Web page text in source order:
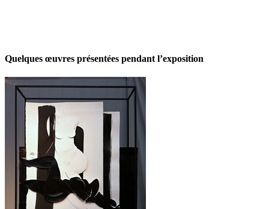
Quelques œuvres présentées pendant l’exposition